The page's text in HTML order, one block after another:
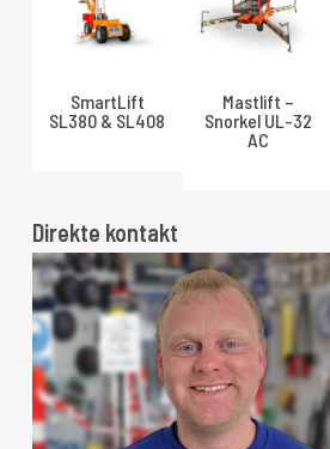
SmartLift
SL380 & SL408
Mastlift –
Snorkel UL-32
AC
Direkte kontakt